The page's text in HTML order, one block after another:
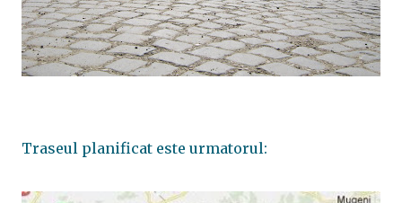
Traseul planificat este urmatorul: